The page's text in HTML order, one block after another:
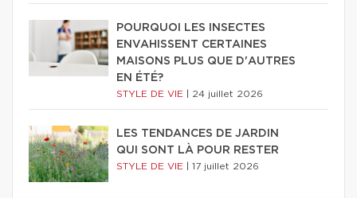
POURQUOI LES INSECTES
ENVAHISSENT CERTAINES
MAISONS PLUS QUE D'AUTRES
EN ÉTÉ?
STYLE DE VIE 24 juillet 2026
LES TENDANCES DE JARDIN
QUI SONT LÀ POUR RESTER
STYLE DE VIE 17 juillet 2026